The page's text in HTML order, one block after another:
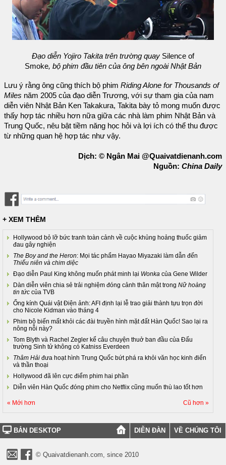
Đạo diễn Yojiro Takita trên trường quay Silence of
Smoke, bộ phim đầu tiên của ông bên ngoài Nhật Bản
Lưu ý rằng ông cũng thích bộ phim Riding Alone for Thousands of
Miles năm 2005 của đạo diễn Trương, với sự tham gia của nam
diễn viên Nhật Bản Ken Takakura, Takita bày tỏ mong muốn được
thấy hợp tác nhiều hơn nữa giữa các nhà làm phim Nhật Bản và
Trung Quốc, nêu bật tiềm năng học hỏi và lợi ích có thể thu được
từ những quan hệ hợp tác như vậy.
Dịch: © Ngân Mai @Quaivatdienanh.com
Nguồn: China Daily
+ XEM THÊM
Hollywood bỏ lỡ bức tranh toàn cảnh về cuộc khủng hoảng thuốc giảm
đau gây nghiện
The Boy and the Heron: Mọi tác phẩm Hayao Miyazaki làm dẫn đến
Thiếu niên và chim diệc
Đạo diễn Paul King không muốn phát minh lại Wonka của Gene Wilder
Dàn diễn viên chia sẻ trải nghiệm đóng cảnh thân mật trong Nữ hoàng
tin tức của TVB
Ống kính Quái vật Điện ảnh: AFI định lại lễ trao giải thành tựu trọn đời
cho Nicole Kidman vào tháng 4
Phim bộ biến mất khỏi các đài truyền hình mặt đất Hàn Quốc! Sao lại ra
nông nỗi này?
Tom Blyth và Rachel Zegler kể câu chuyện thuở ban đầu của Đấu
trường Sinh tử không có Katniss Everdeen
Thâm Hải đưa hoạt hình Trung Quốc bứt phá ra khỏi văn học kinh điển
và thần thoại
Hollywood đã lên cực điểm phim hai phần
Diễn viên Hàn Quốc đóng phim cho Netflix cũng muốn thù lao tốt hơn
« Mới hơn Cũ hơn »
BẢN DESKTOP DIỄN ĐÀN VỀ CHÚNG TÔI
© Quaivatdienanh.com, since 2010